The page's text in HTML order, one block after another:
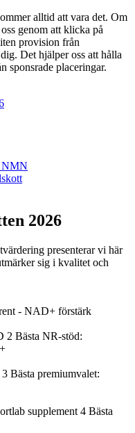
alltid att vara det. Om
genom att klicka på
provision från
Det hjälper oss att hålla
sponsrade placeringar.
NMN
2026
presenterar vi här
sig i kvalitet och
- NAD+ förstärk
2 Bästa NR-stöd:
3 Bästa premiumvalet:
4 Bästa